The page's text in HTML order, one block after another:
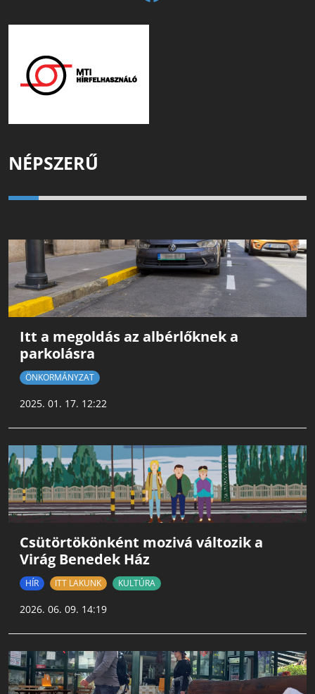
NÉPSZERŰ
Itt a megoldás az albérlőknek a
parkolásra
ÖNKORMÁNYZAT
2025. 01. 17. 12:22
Csütörtökönként mozivá változik a
Virág Benedek Ház
HÍR ITT LAKUNK KULTÚRA
2026. 06. 09. 14:19